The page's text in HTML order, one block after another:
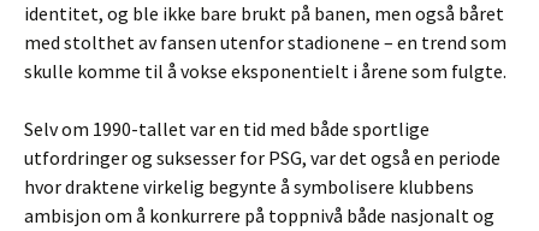
identitet, og ble ikke bare brukt på banen, men også båret
med stolthet av fansen utenfor stadionene – en trend som
skulle komme til å vokse eksponentielt i årene som fulgte.
Selv om 1990-tallet var en tid med både sportlige
utfordringer og suksesser for PSG, var det også en periode
hvor draktene virkelig begynte å symbolisere klubbens
ambisjon om å konkurrere på toppnivå både nasjonalt og